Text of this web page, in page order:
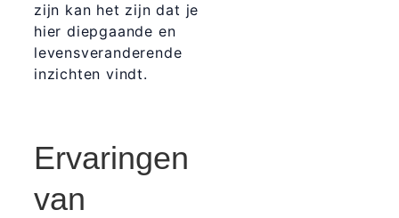
zijn kan het zijn dat je
hier diepgaande en
levensveranderende
inzichten vindt.
Ervaringen
van